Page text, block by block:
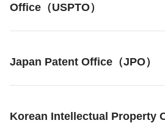
Office（USPTO）
Japan Patent Office（JPO）
Korean Intellectual Property